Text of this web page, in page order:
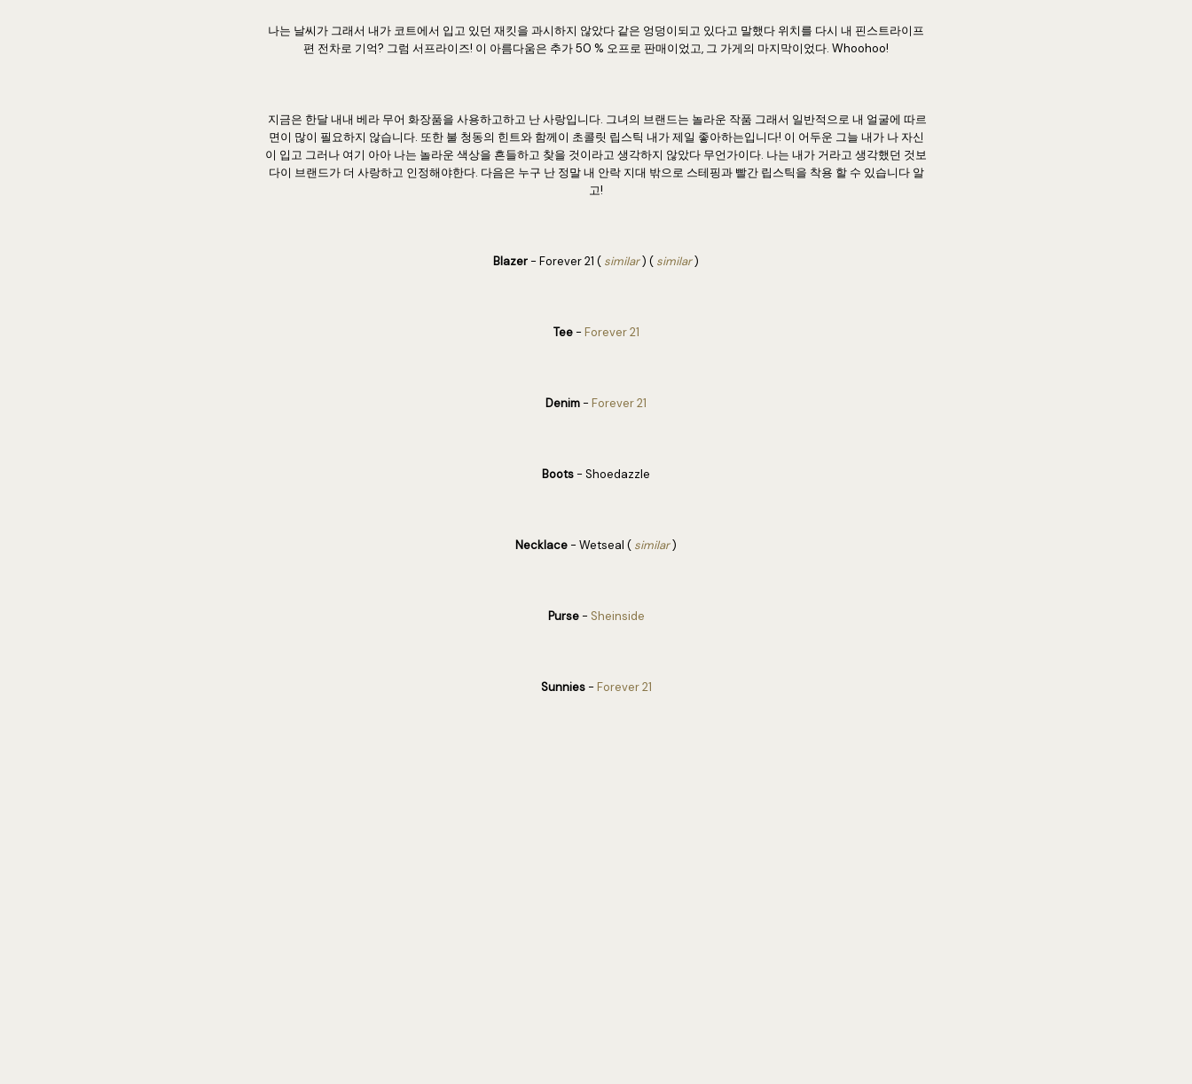
나는 날씨가 그래서 내가 코트에서 입고 있던 재킷을 과시하지 않았다 같은 엉덩이되고 있다고 말했다 위치를 다시 내 핀스트라이프
편 전차로 기억? 그럼 서프라이즈! 이 아름다움은 추가 50 % 오프로 판매이었고, 그 가게의 마지막이었다. Whoohoo!
지금은 한달 내내 베라 무어 화장품을 사용하고하고 난 사랑입니다. 그녀의 브랜드는 놀라운 작품 그래서 일반적으로 내 얼굴에 따르
면이 많이 필요하지 않습니다. 또한 불 청동의 힌트와 함께이 초콜릿 립스틱 내가 제일 좋아하는입니다! 이 어두운 그늘 내가 나 자신
이 입고 그러나 여기 아아 나는 놀라운 색상을 흔들하고 찾을 것이라고 생각하지 않았다 무언가이다. 나는 내가 거라고 생각했던 것보
다이 브랜드가 더 사랑하고 인정해야한다. 다음은 누구 난 정말 내 안락 지대 밖으로 스테핑과 빨간 립스틱을 착용 할 수 있습니다 알
고!
Blazer - Forever 21 ( similar) ( similar)
Tee- Forever 21
Denim - Forever 21
Boots - Shoedazzle
Necklace - Wetseal ( similar)
Purse- Sheinside
Sunnies- Forever 21